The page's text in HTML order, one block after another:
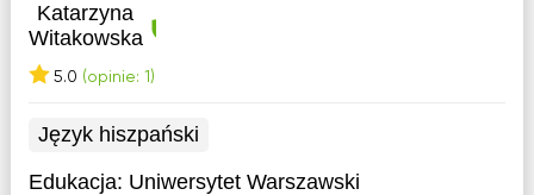
Katarzyna
Witakowska
5.0 (opinie: 1)
Język hiszpański
Edukacja: Uniwersytet Warszawski